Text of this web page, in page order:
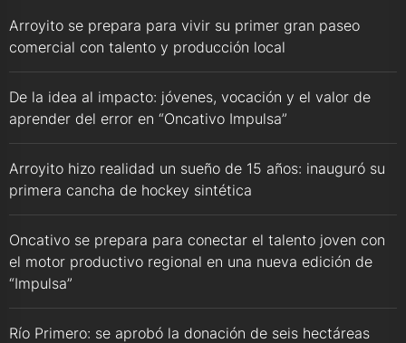
Arroyito se prepara para vivir su primer gran paseo
comercial con talento y producción local
De la idea al impacto: jóvenes, vocación y el valor de
aprender del error en “Oncativo Impulsa”
Arroyito hizo realidad un sueño de 15 años: inauguró su
primera cancha de hockey sintética
Oncativo se prepara para conectar el talento joven con
el motor productivo regional en una nueva edición de
“Impulsa”
Río Primero: se aprobó la donación de seis hectáreas